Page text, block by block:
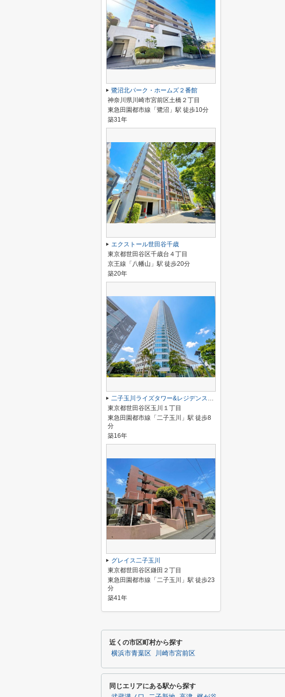
鷺沼北パーク・ホームズ２番館
神奈川県川崎市宮前区土橋２丁目
東急田園都市線「鷺沼」駅 徒歩10分
築31年
エクストール世田谷千歳
東京都世田谷区千歳台４丁目
京王線「八幡山」駅 徒歩20分
築20年
二子玉川ライズタワー&レジデンスタワーイースト
東京都世田谷区玉川１丁目
東急田園都市線「二子玉川」駅 徒歩8
分
築16年
グレイス二子玉川
東京都世田谷区鎌田２丁目
東急田園都市線「二子玉川」駅 徒歩23
分
築41年
近くの市区町村から探す
横浜市青葉区 川崎市宮前区
同じエリアにある駅から探す